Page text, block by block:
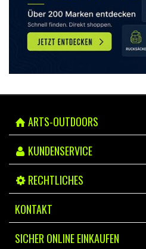
ARTS-OUTDOORS
KUNDENSERVICE
RECHTLICHES
KONTAKT
SICHER ONLINE EINKAUFEN